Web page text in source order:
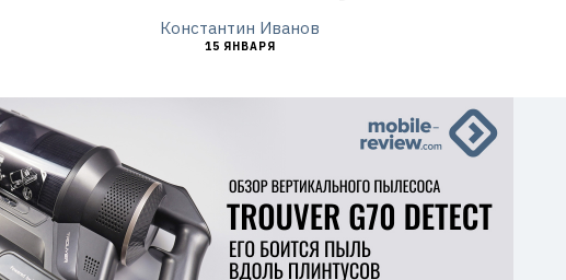
Константин Иванов
15 ЯНВАРЯ